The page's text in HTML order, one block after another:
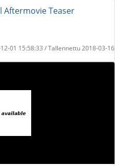
Aftermovie Teaser
01 15:58:33 / Tallennettu 2018-03-16